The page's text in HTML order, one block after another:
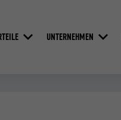
UNTERNEHMEN